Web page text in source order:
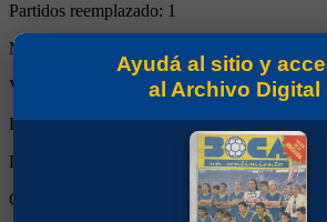
Partidos reemplazado: 1
Minutos Disputados:
Victorias:
Empates:0
Derrotas:
Goles de Boca:
Ayudá al sitio y
al Archivo Digital